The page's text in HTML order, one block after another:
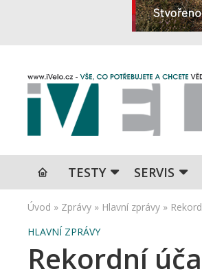
TESTY SERVIS
Úvod » Zprávy » Hlavní zprávy »
HLAVNÍ ZPRÁVY
Rekordní